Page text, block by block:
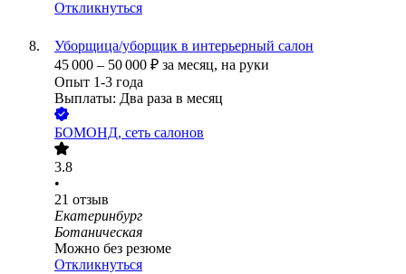
Откликнуться
Уборщица/уборщик в интерьерный салон
45 000 – 50 000 ₽ за месяц, на руки
Опыт 1-3 года
Выплаты: Два раза в месяц
БОМОНД, сеть салонов
3.8
•
21 отзыв
Екатеринбург
Ботаническая
Можно без резюме
Откликнуться